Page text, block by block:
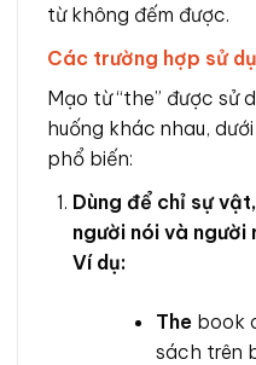
từ không đếm được.
Các trường hợp sử
Mạo từ “the” được sử
huống khác nhau,
phổ biến:
Dùng để chỉ sự
người nói và người
Ví dụ:
Thebook
sách trên